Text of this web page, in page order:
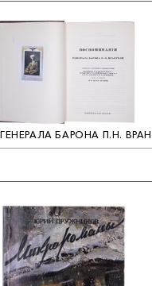
БАРОНА П.Н.